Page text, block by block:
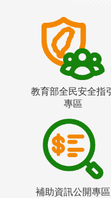
教育部全民安全指引
專區
補助資訊公開專區